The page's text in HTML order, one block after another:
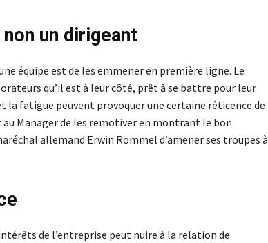
un dirigeant
équipe est de les emmener en première ligne. Le
qu’il est à leur côté, prêt à se battre pour leur
la fatigue peuvent provoquer une certaine réticence de
Manager de les remotiver en montrant le bon
allemand Erwin Rommel d’amener ses troupes à
de l’entreprise peut nuire à la relation de